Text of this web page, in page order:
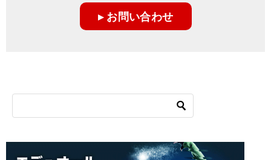
▸ お問い合わせ